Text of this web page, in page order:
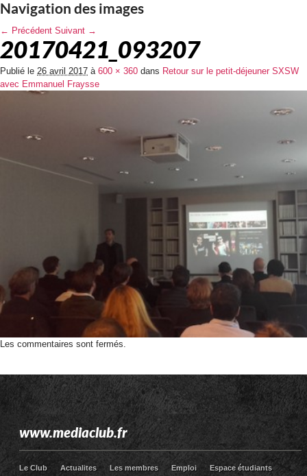
Navigation des images
← Précédent Suivant →
20170421_093207
Publié le 26 avril 2017 à 600 × 360 dans Retour sur le petit-déjeuner SXSW
avec Emmanuel Fraysse
Les commentaires sont fermés.
www.mediaclub.fr
Le Club Actualites Les membres Emploi
Espace étudiants